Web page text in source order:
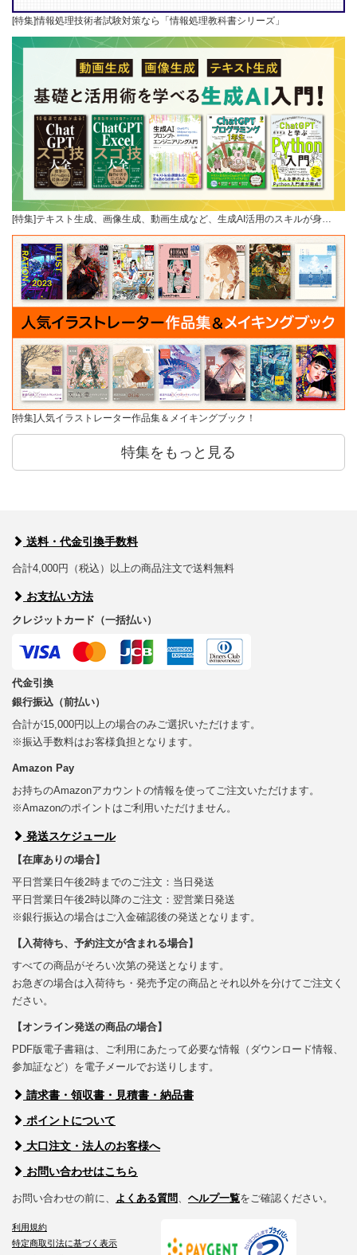
[特集]情報処理技術者試験対策なら「情報処理教科書シリーズ」
[特集]テキスト生成、画像生成、動画生成など、生成AI活用のスキルが身…
[特集]人気イラストレーター作品集＆メイキングブック！
特集をもっと見る
送料・代金引換手数料
合計4,000円（税込）以上の商品注文で送料無料
お支払い方法
クレジットカード（一括払い）
代金引換
銀行振込（前払い）
合計が15,000円以上の場合のみご選択いただけます。
※振込手数料はお客様負担となります。
Amazon Pay
お持ちのAmazonアカウントの情報を使ってご注文いただけます。
※Amazonのポイントはご利用いただけません。
発送スケジュール
【在庫ありの場合】
平日営業日午後2時までのご注文：当日発送
平日営業日午後2時以降のご注文：翌営業日発送
※銀行振込の場合はご入金確認後の発送となります。
【入荷待ち、予約注文が含まれる場合】
すべての商品がそろい次第の発送となります。
お急ぎの場合は入荷待ち・発売予定の商品とそれ以外を分けてご注文く
ださい。
【オンライン発送の商品の場合】
PDF版電子書籍は、ご利用にあたって必要な情報（ダウンロード情報、
参加証など）を電子メールでお送りします。
請求書・領収書・見積書・納品書
ポイントについて
大口注文・法人のお客様へ
お問い合わせはこちら
お問い合わせの前に、 よくある質問 ヘルプ一覧をご確認ください。
利用規約
特定商取引法に基づく表示